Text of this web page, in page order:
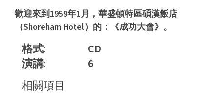
歡迎來到1959年1月，華盛頓特區碩漢飯店
（Shoreham Hotel）的：《成功大會》。
格式:
CD
演講:
6
相關項目